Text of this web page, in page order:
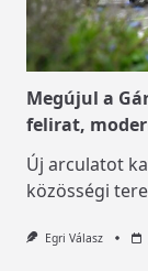
Megújul a
felirat,
Új arculatot
közösségi
Egri Válasz